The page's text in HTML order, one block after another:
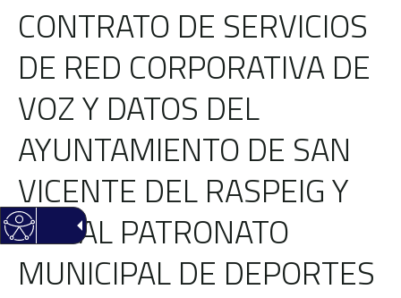
CONTRATO DE SERVICIOS
DE RED CORPORATIVA DE
VOZ Y DATOS DEL
AYUNTAMIENTO DE SAN
VICENTE DEL RASPEIG Y
EL OAL PATRONATO
MUNICIPAL DE DEPORTES